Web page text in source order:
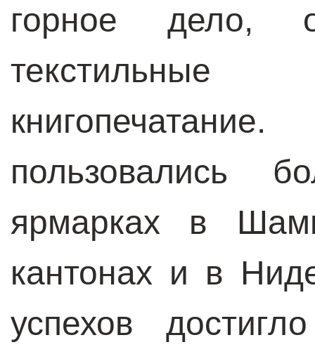
горное дело,
пользовались
ярмарках в
кантонах и в
успехов